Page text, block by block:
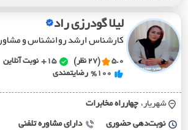
لیلا گودرزی راد
کارشناس ارشد روانشناس و مشاور
5.0 (27 نظر) 15+
نوبت آنلاین
%100 رضایتمندی
شهریار، چهارراه مخابرات
نوبت‌دهی حضوری دارای مشاوره تلفنی